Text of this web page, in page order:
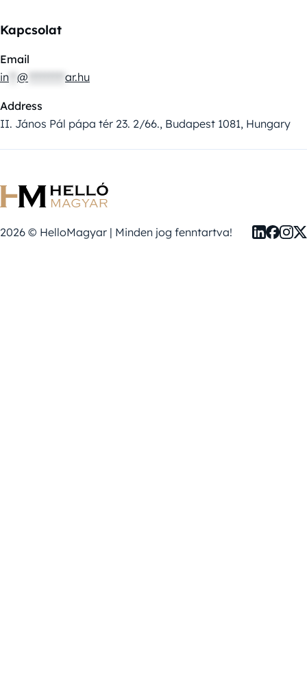
Kapcsolat
Email
in @ ar.hu
Address
II. János Pál pápa tér 23. 2/66., Budapest 1081, Hungary
2026 © HelloMagyar | Minden jog fenntartva!